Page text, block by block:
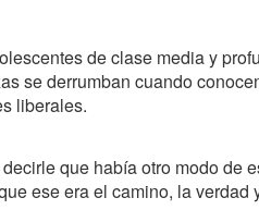
de clase media y
se derrumban cuando
liberales.
que había otro modo de
ese era el camino, la verdad